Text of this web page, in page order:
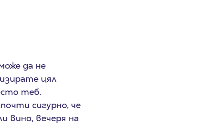
да не
цял
теб.
сигурно, че
вино, вечеря на